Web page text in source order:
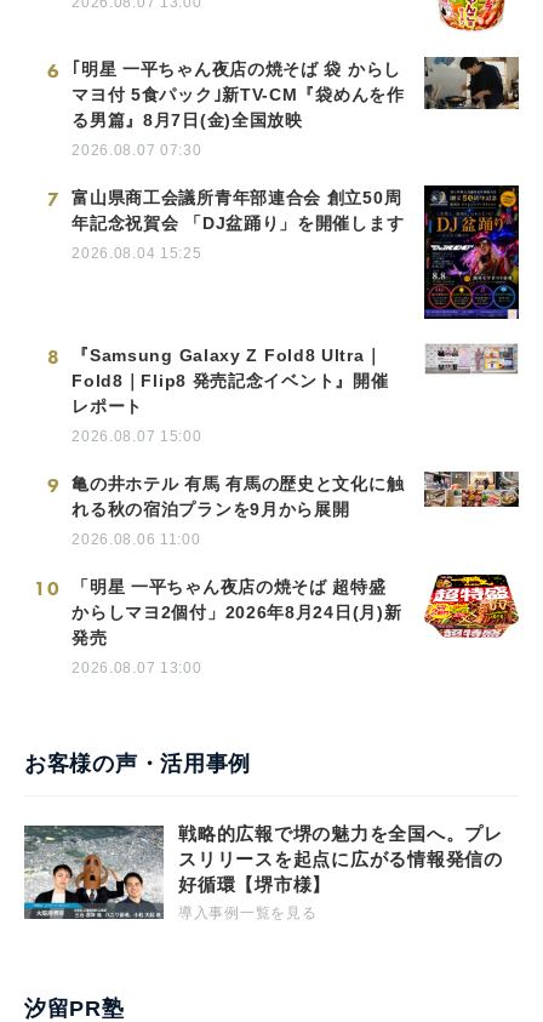
6
｢明星 一平ちゃん夜店の焼そば 袋 からし
マヨ付 5食パック｣新TV-CM『袋めんを作
る男篇』8月7日(金)全国放映
2026.08.07 07:30
7
富山県商工会議所青年部連合会 創立50周
年記念祝賀会 「DJ盆踊り」を開催します
2026.08.04 15:25
8
『Samsung Galaxy Z Fold8 Ultra｜
Fold8｜Flip8 発売記念イベント』開催
レポート
2026.08.07 15:00
9
亀の井ホテル 有馬 有馬の歴史と文化に触
れる秋の宿泊プランを9月から展開
2026.08.06 11:00
10
「明星 一平ちゃん夜店の焼そば 超特盛
からしマヨ2個付」2026年8月24日(月)新
発売
2026.08.07 13:00
お客様の声・活用事例
戦略的広報で堺の魅力を全国へ。プレ
スリリースを起点に広がる情報発信の
好循環【堺市様】
導入事例一覧を見る
汐留PR塾